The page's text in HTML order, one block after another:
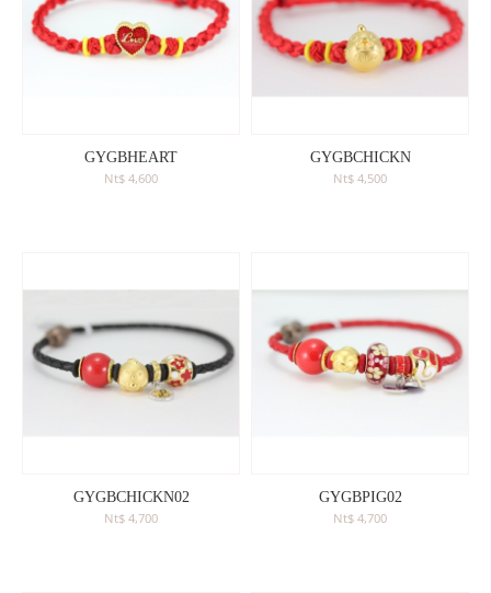
GYGBHEART
Nt$ 4,600
GYGBCHICKN
Nt$ 4,500
GYGBCHICKN02
Nt$ 4,700
GYGBPIG02
Nt$ 4,700